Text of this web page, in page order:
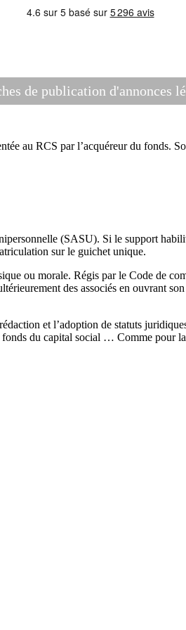
de publication d'annonces
au RCS par l’acquéreur du fonds.
(SASU). Si le support
sur le guichet unique.
ou morale. Régis par le Code de
des associés en ouvrant
et l’adoption de statuts
du capital social … Comme pour